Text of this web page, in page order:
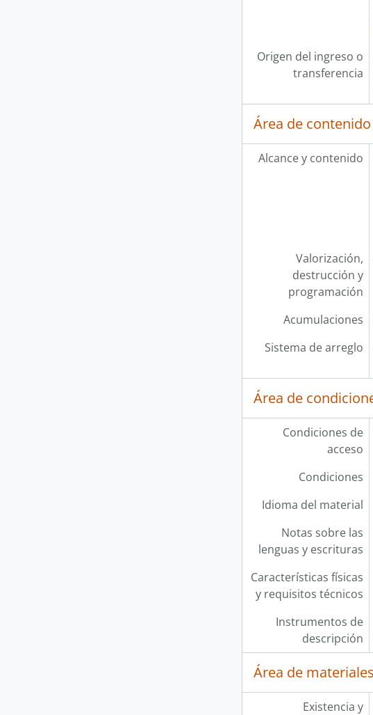
Origen del ingreso o
transferencia
Área de
Alcance y contenido
Valorización,
destrucción y
programación
Acumulaciones
Sistema de arreglo
Área de
Condiciones de
acceso
Condiciones
Idioma del material
Notas sobre las
lenguas y escrituras
Características físicas
y requisitos técnicos
Instrumentos de
descripción
Área de
Existencia y